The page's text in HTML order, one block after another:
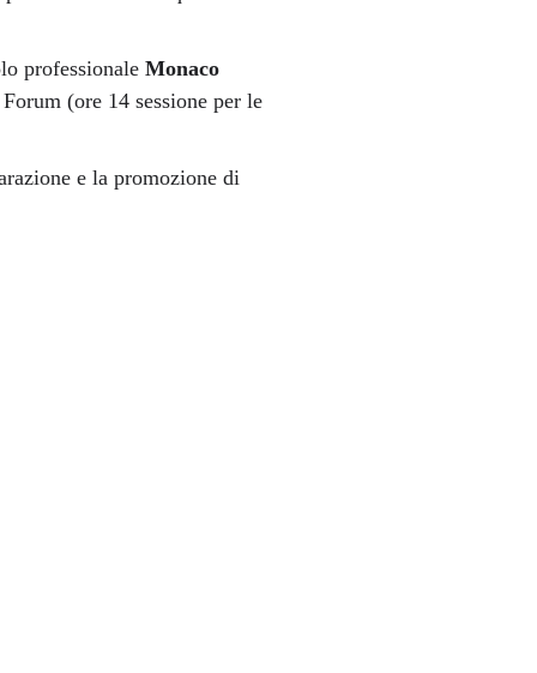
professionale Monaco
(ore 14 sessione per le
e la promozione di